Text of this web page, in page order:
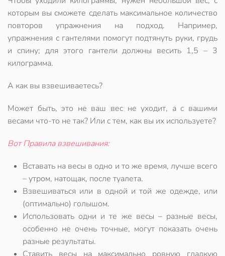
которым вы сможете сделать максимальное количество
повторов упражнения на подход. Например,
упражнения с гантелями помогут подтянуть руки, грудь
и спину; для этого гантели должны весить 1,5 – 3
килограмма.
А как вы взвешиваетесь?
Может быть, это не ваш вес не уходит, а с вашими
весами что-то не так? Или с тем, как вы их используете?
Вот Правила взвешивания:
Вставать на весы в одно и то же время, лучше всего
– утром, натощак, после туалета.
Взвешиваться или в одной и той же одежде, или
(оптимально) голышом.
Использовать одни и те же весы – разные весы,
особенно не очень точные, могут показать очень
разные результаты.